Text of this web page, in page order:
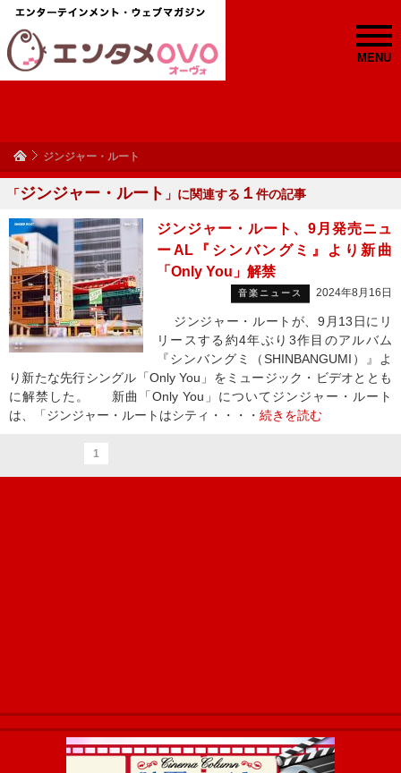
MENU
ジンジャー・ルート
「ジンジャー・ルート 」に関連する １ 件の記事
ジンジャー・ルート、9月発売ニュ
ーAL『シンバングミ』より新曲
「Only You」解禁
音楽ニュース 2024年8月16日
ジンジャー・ルートが、9月13日にリ
リースする約4年ぶり3作目のアルバム
『シンバングミ（SHINBANGUMI）』よ
り新たな先行シングル「Only You」をミュージック・ビデオととも
に解禁した。 新曲「Only You」についてジンジャー・ルート
は、「ジンジャー・ルートはシティ・・・・ 続きを読む
1